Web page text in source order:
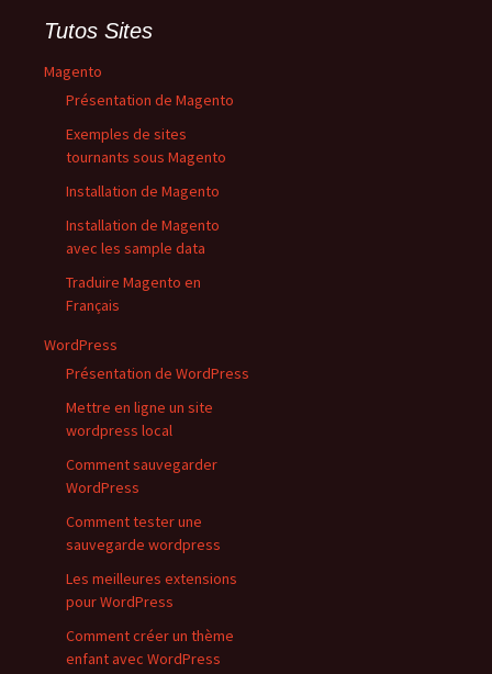
Tutos Sites
Magento
Présentation de Magento
Exemples de sites
tournants sous Magento
Installation de Magento
Installation de Magento
avec les sample data
Traduire Magento en
Français
WordPress
Présentation de WordPress
Mettre en ligne un site
wordpress local
Comment sauvegarder
WordPress
Comment tester une
sauvegarde wordpress
Les meilleures extensions
pour WordPress
Comment créer un thème
enfant avec WordPress